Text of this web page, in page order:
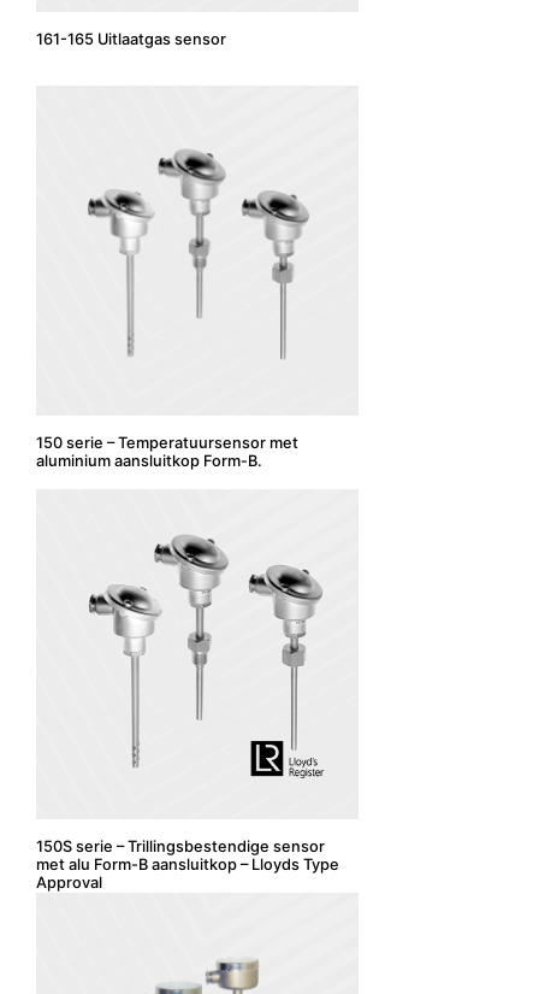
161-165 Uitlaatgas sensor
150 serie – Temperatuursensor met
aluminium aansluitkop Form-B.
150S serie – Trillingsbestendige sensor
met alu Form-B aansluitkop – Lloyds Type
Approval